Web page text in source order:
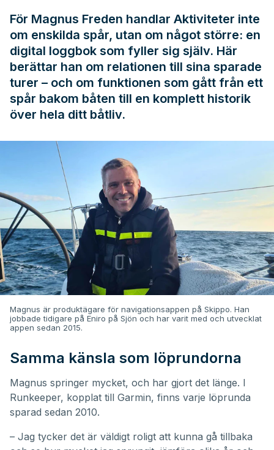
För Magnus Freden handlar Aktiviteter inte
om enskilda spår, utan om något större: en
digital loggbok som fyller sig själv. Här
berättar han om relationen till sina sparade
turer – och om funktionen som gått från ett
spår bakom båten till en komplett historik
över hela ditt båtliv.
Magnus är produktägare för navigationsappen på Skippo. Han
jobbade tidigare på Eniro på Sjön och har varit med och utvecklat
appen sedan 2015.
Samma känsla som löprundorna
Magnus springer mycket, och har gjort det länge. I
Runkeeper, kopplat till Garmin, finns varje löprunda
sparad sedan 2010.
– Jag tycker det är väldigt roligt att kunna gå tillbaka